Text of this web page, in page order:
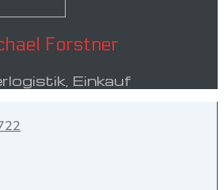
Forstner
Einkauf